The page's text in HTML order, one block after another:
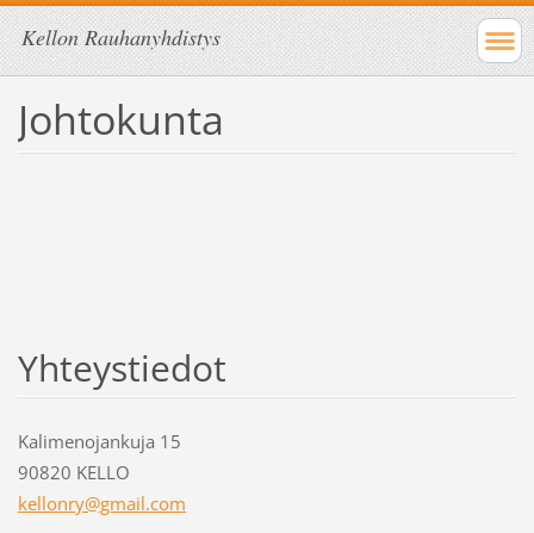
Kellon Rauhanyhdistys
Johtokunta
Yhteystiedot
Kalimenojankuja 15
90820 KELLO
kellonry@gmail.com